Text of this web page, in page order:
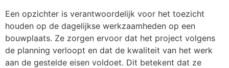
Een opzichter is verantwoordelijk voor het toezicht
houden op de dagelijkse werkzaamheden op een
bouwplaats. Ze zorgen ervoor dat het project volgens
de planning verloopt en dat de kwaliteit van het werk
aan de gestelde eisen voldoet. Dit betekent dat ze